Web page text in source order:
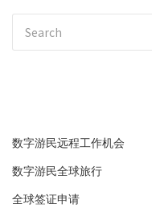
数字游民远程工作机会
数字游民全球旅行
全球签证申请